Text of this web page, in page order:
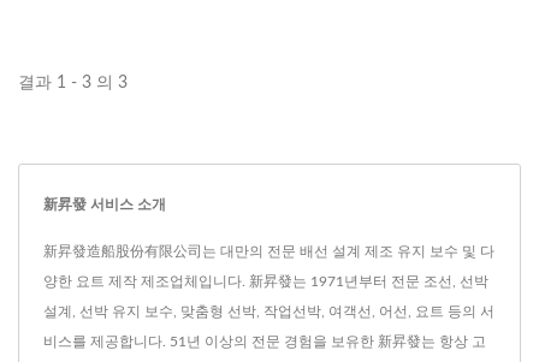
결과 1 - 3 의 3
新昇發 서비스 소개
新昇發造船股份有限公司는 대만의 전문 배선 설계 제조 유지 보수 및 다
양한 요트 제작 제조업체입니다. 新昇發는 1971년부터 전문 조선, 선박
설계, 선박 유지 보수, 맞춤형 선박, 작업선박, 여객선, 어선, 요트 등의 서
비스를 제공합니다. 51년 이상의 전문 경험을 보유한 新昇發는 항상 고